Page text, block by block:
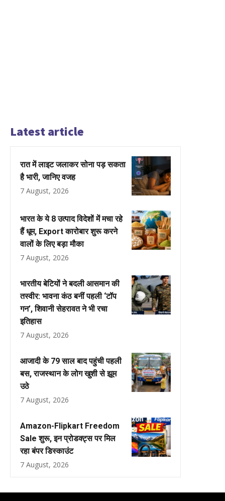
Latest article
रात में लाइट जलाकर सोना पड़ सकता
है भारी, जानिए वजह
7 August, 2026
भारत के ये 8 उत्पाद विदेशों में मचा रहे
हैं धूम, Export कारोबार शुरू करने
वालों के लिए बड़ा मौका
7 August, 2026
भारतीय बेटियों ने बदली आसमान की
तस्वीर: भावना कंठ बनीं पहली ‘टॉप
गन’, शिवानी सेहरावत ने भी रचा
इतिहास
7 August, 2026
आजादी के 79 साल बाद पहुंची पहली
बस, राजस्थान के लोग खुशी से झूम
उठे
7 August, 2026
Amazon-Flipkart Freedom
Sale शुरू, इन प्रोडक्ट्स पर मिल
रहा बंपर डिस्काउंट
7 August, 2026